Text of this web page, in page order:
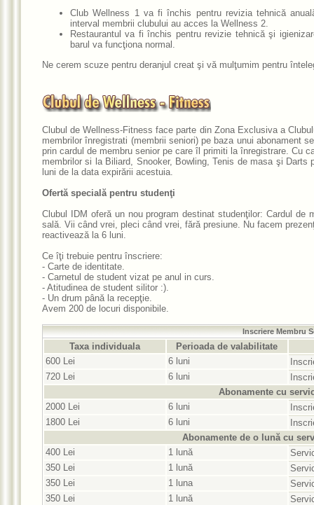
Club Wellness 1 va fi închis pentru revizia tehnică
interval membrii clubului au acces la Wellness 2.
Restaurantul va fi închis pentru revizie tehnică şi
barul va funcţiona normal.
Ne cerem scuze pentru deranjul creat şi vă mulţumim pentru
Clubul de Wellness-Fitness face parte din Zona Exclusiva a
membrilor înregistrati (membrii seniori) pe baza unui abonament
prin cardul de membru senior pe care îl primiti la înregistrare. Cu
membrilor si la Biliard, Snooker, Bowling, Tenis de masa şi Darts
luni de la data expirării acestuia.
Ofertă specială pentru studenţi
Clubul IDM oferă un nou program destinat studenţilor: Cardul de
sală. Vii când vrei, pleci când vrei, fără presiune. Nu facem
reactivează la 6 luni.
Ce îţi trebuie pentru înscriere:
- Carte de identitate.
- Carnetul de student vizat pe anul in curs.
- Atitudinea de student silitor :).
- Un drum până la recepţie.
Avem 200 de locuri disponibile.
Inscriere Membru
Taxa individuala
Perioada de valabilitate
600 Lei
6 luni
720 Lei
6 luni
Abonamente cu
2000 Lei
6 luni
1800 Lei
6 luni
Abonamente de o lună cu
400 Lei
1 lună
350 Lei
1 lună
350 Lei
1 luna
350 Lei
1 lună